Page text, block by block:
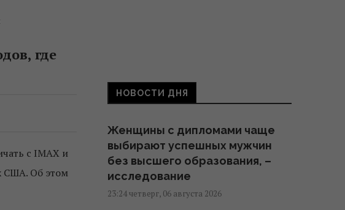
где
с IMAX и
США. Об этом
НОВОСТИ ДНЯ
Женщины с дипломами чаще
выбирают успешных мужчин
без высшего образования, –
исследование
23:24 четверг, 06 августа 2026